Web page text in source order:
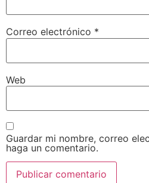
Correo electrónico *
Web
Guardar mi nombre, correo
haga un comentario.